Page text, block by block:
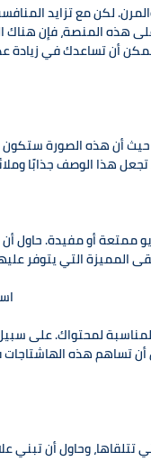
لكن مع تزايد
هذه المنصة، فإن هناك
أن تساعدك في زيادة
هذه الصورة ستكون أول
أو مفيدة. حاول أن
3.
لمحتواك. على
تساهم هذه
وحاول أن تبني